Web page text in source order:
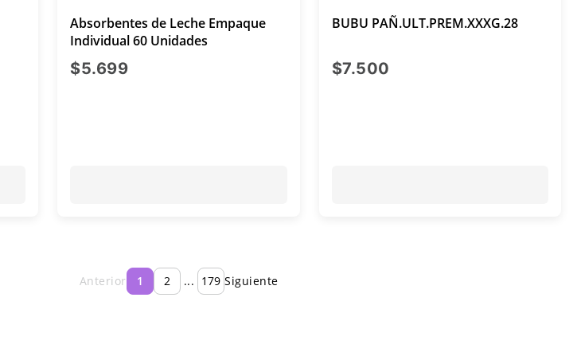
Absorbentes de Leche Empaque
Individual 60 Unidades
$5.699precio actual $5.699
BUBU PAÑ.ULT.PREM.XXXG.28
$7.500
Anterior 1 2 ... 179 Siguiente